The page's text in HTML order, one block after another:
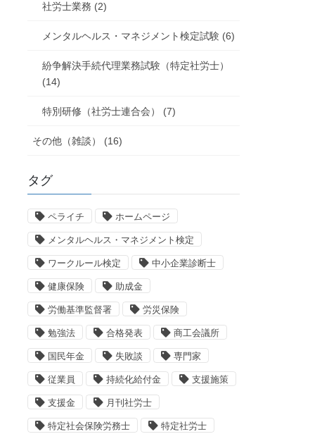
社労士業務 (2)
メンタルヘルス・マネジメント検定試験 (6)
紛争解決手続代理業務試験（特定社労士）
(14)
特別研修（社労士連合会） (7)
その他（雑談） (16)
タグ
ペライチ ホームページ
メンタルヘルス・マネジメント検定
ワークルール検定 中小企業診断士
健康保険 助成金
労働基準監督署 労災保険
勉強法 合格発表 商工会議所
国民年金 失敗談 専門家
従業員 持続化給付金 支援施策
支援金 月刊社労士
特定社会保険労務士 特定社労士